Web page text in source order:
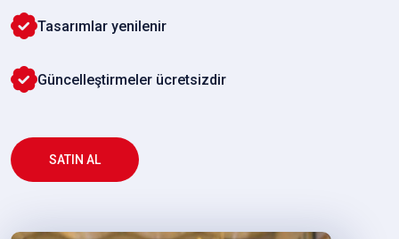
Tasarımlar yenilenir
Güncelleştirmeler ücretsizdir
SATIN AL